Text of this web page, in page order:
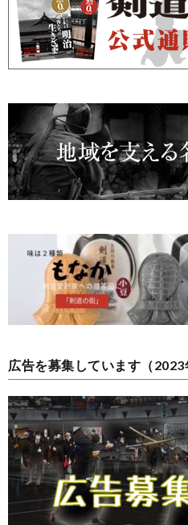
広告を募集しています（2023